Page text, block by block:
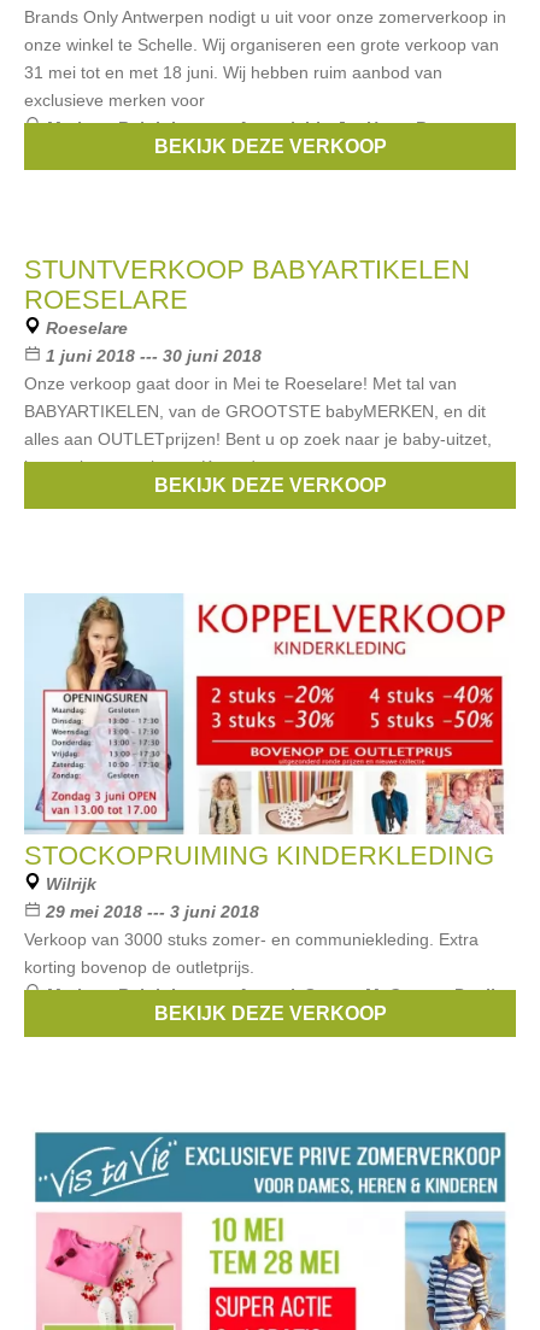
Brands Only Antwerpen nodigt u uit voor onze zomerverkoop in
onze winkel te Schelle. Wij organiseren een grote verkoop van
31 mei tot en met 18 juni. Wij hebben ruim aanbod van
exclusieve merken voor
Merken:Ralph Lauren,Armani,Liu Jo,Hugo Boss,
BEKIJK DEZE VERKOOP
STUNTVERKOOP BABYARTIKELEN
ROESELARE
Roeselare
1 juni 2018 --- 30 juni 2018
Onze verkoop gaat door in Mei te Roeselare! Met tal van
BABYARTIKELEN, van de GROOTSTE babyMERKEN, en dit
alles aan OUTLETprijzen! Bent u op zoek naar je baby-uitzet,
kom zeker eens langs. Koop deze
Ralph Lauren ,Difrax ,Bopita,Bibi
BEKIJK DEZE VERKOOP
STOCKOPRUIMING KINDERKLEDING
Wilrijk
29 mei 2018 --- 3 juni 2018
Verkoop van 3000 stuks zomer- en communiekleding. Extra
korting bovenop de outletprijs.
Merken:Ralph Lauren,Armani,Scapa,McGregor,Pauline
BEKIJK DEZE VERKOOP